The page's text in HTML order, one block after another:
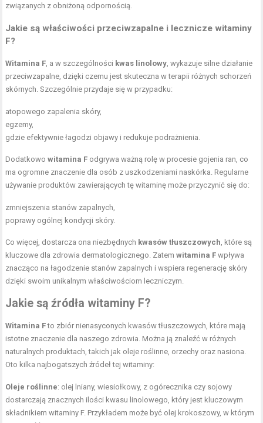
związanych z obniżoną odpornością.
Jakie są właściwości przeciwzapalne i lecznicze witaminy
F?
Witamina F, a w szczególności kwas linolowy, wykazuje silne działanie
przeciwzapalne, dzięki czemu jest skuteczna w terapii różnych schorzeń
skórnych. Szczególnie przydaje się w przypadku:
atopowego zapalenia skóry,
egzemy,
gdzie efektywnie łagodzi objawy i redukuje podrażnienia.
Dodatkowowitamina F odgrywa ważną rolę w procesie gojenia ran, co
ma ogromne znaczenie dla osób z uszkodzeniami naskórka. Regularne
używanie produktów zawierających tę witaminę może przyczynić się do:
zmniejszenia stanów zapalnych,
poprawy ogólnej kondycji skóry.
Co więcej, dostarcza ona niezbędnych kwasów tłuszczowych, które są
kluczowe dla zdrowia dermatologicznego. Zatemwitamina F wpływa
znacząco na łagodzenie stanów zapalnych i wspiera regenerację skóry
dzięki swoim unikalnym właściwościom leczniczym.
Jakie są źródła witaminy F?
Witamina Fto zbiór nienasyconych kwasów tłuszczowych, które mają
istotne znaczenie dla naszego zdrowia. Można ją znaleźć w różnych
naturalnych produktach, takich jak oleje roślinne, orzechy oraz nasiona.
Oto kilka najbogatszych źródeł tej witaminy:
Oleje roślinne: olej lniany, wiesiołkowy, z ogórecznika czy sojowy
dostarczają znacznych ilości kwasu linolowego, który jest kluczowym
składnikiem witaminy F. Przykładem może być olej krokoszowy, w którym